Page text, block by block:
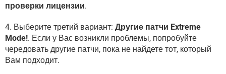
проверки лицензии.
4. Выберите третий вариант: Другие патчи Extreme
Mode!. Если у Вас возникли проблемы, попробуйте
чередовать другие патчи, пока не найдете тот, который
Вам подходит.